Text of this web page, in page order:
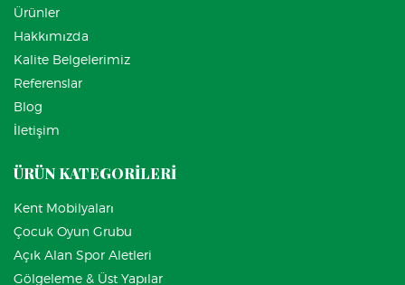
Ürünler
Hakkımızda
Kalite Belgelerimiz
Referenslar
Blog
İletişim
ÜRÜN KATEGORİLERİ
Kent Mobilyaları
Çocuk Oyun Grubu
Açık Alan Spor Aletleri
Gölgeleme & Üst Yapılar